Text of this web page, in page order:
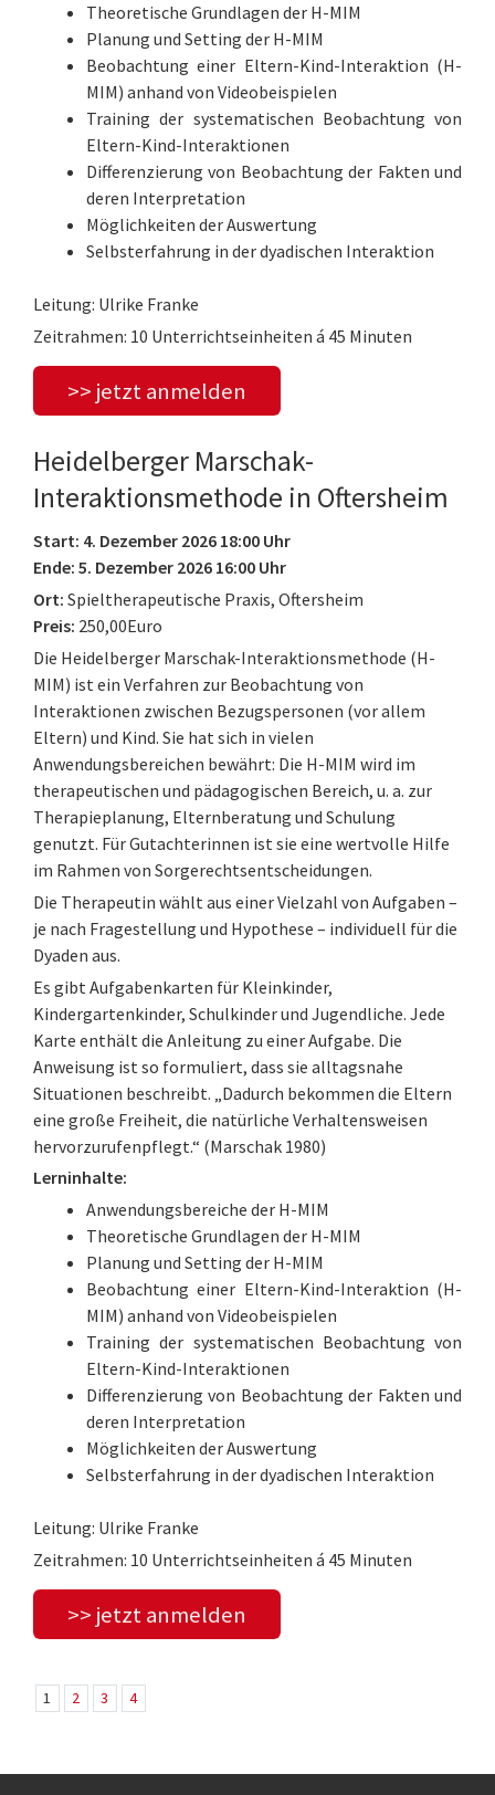
Theoretische Grundlagen der H-MIM
Planung und Setting der H-MIM
Beobachtung einer Eltern-Kind-Interaktion (H-
MIM) anhand von Videobeispielen
Training der systematischen Beobachtung von
Eltern-Kind-Interaktionen
Differenzierung von Beobachtung der Fakten und
deren Interpretation
Möglichkeiten der Auswertung
Selbsterfahrung in der dyadischen Interaktion
Leitung: Ulrike Franke
Zeitrahmen: 10 Unterrichtseinheiten á 45 Minuten
>> jetzt anmelden
Heidelberger Marschak-
Interaktionsmethode in Oftersheim
Start: 4. Dezember 2026 18:00 Uhr
Ende: 5. Dezember 2026 16:00 Uhr
Ort: Spieltherapeutische Praxis, Oftersheim
Preis: 250,00Euro
Die Heidelberger Marschak-Interaktionsmethode (H-
MIM) ist ein Verfahren zur Beobachtung von
Interaktionen zwischen Bezugspersonen (vor allem
Eltern) und Kind. Sie hat sich in vielen
Anwendungsbereichen bewährt: Die H-MIM wird im
therapeutischen und pädagogischen Bereich, u. a. zur
Therapieplanung, Elternberatung und Schulung
genutzt. Für Gutachterinnen ist sie eine wertvolle Hilfe
im Rahmen von Sorgerechtsentscheidungen.
Die Therapeutin wählt aus einer Vielzahl von Aufgaben –
je nach Fragestellung und Hypothese – individuell für die
Dyaden aus.
Es gibt Aufgabenkarten für Kleinkinder,
Kindergartenkinder, Schulkinder und Jugendliche. Jede
Karte enthält die Anleitung zu einer Aufgabe. Die
Anweisung ist so formuliert, dass sie alltagsnahe
Situationen beschreibt. „Dadurch bekommen die Eltern
eine große Freiheit, die natürliche Verhaltensweisen
hervorzurufenpflegt.“ (Marschak 1980)
Lerninhalte:
Anwendungsbereiche der H-MIM
Theoretische Grundlagen der H-MIM
Planung und Setting der H-MIM
Beobachtung einer Eltern-Kind-Interaktion (H-
MIM) anhand von Videobeispielen
Training der systematischen Beobachtung von
Eltern-Kind-Interaktionen
Differenzierung von Beobachtung der Fakten und
deren Interpretation
Möglichkeiten der Auswertung
Selbsterfahrung in der dyadischen Interaktion
Leitung: Ulrike Franke
Zeitrahmen: 10 Unterrichtseinheiten á 45 Minuten
>> jetzt anmelden
1 2 3 4